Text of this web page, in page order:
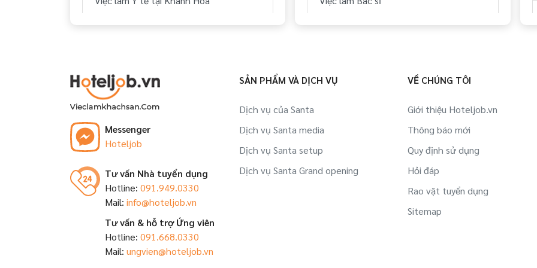
Việc làm Y tế tại Kiên Giang
Việc làm Y tế tại Gia Lai
Việc làm Y tế tại Long An
Messenger
Hoteljob
Tư vấn Nhà tuyển dụng
Hotline: 091.949.0330
Mail: info@hoteljob.vn
Tư vấn & hỗ trợ Ứng viên
Hotline: 091.668.0330
Mail: ungvien@hoteljob.vn
SẢN PHẨM VÀ DỊCH VỤ
Dịch vụ của Santa
Dịch vụ Santa media
Dịch vụ Santa setup
Dịch vụ Santa Grand opening
VỀ CHÚNG TÔI
Giới thiệu Hoteljob.vn
Thông báo mới
Quy định sử dụng
Hỏi đáp
Rao vặt tuyển dụng
Sitemap